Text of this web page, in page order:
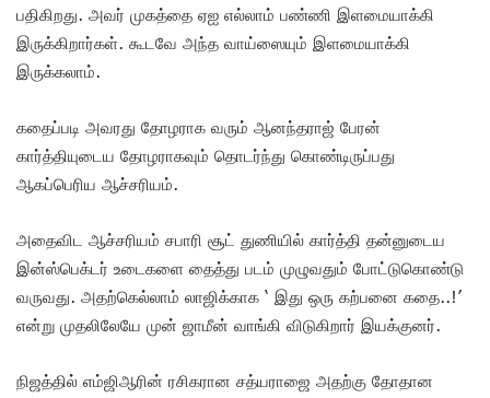
பதிகிறது. அவர் முகத்தை ஏஐ எல்லாம் பண்ணி இளமையாக்கி
இருக்கிறார்கள். கூடவே அந்த வாய்ஸையும் இளமையாக்கி
இருக்கலாம்.
கதைப்படி அவரது தோழராக வரும் ஆனந்தராஜ் பேரன்
கார்த்தியுடைய தோழராகவும் தொடர்ந்து கொண்டிருப்பது
ஆகப்பெரிய ஆச்சரியம்.
அதைவிட ஆச்சரியம் சபாரி சூட் துணியில் கார்த்தி தன்னுடைய
இன்ஸ்பெக்டர் உடைகளை தைத்து படம் முழுவதும் போட்டுகொண்டு
வருவது. அதற்கெல்லாம் லாஜிக்காக ‘ இது ஒரு கற்பனை கதை..!’
என்று முதலிலேயே முன் ஜாமீன் வாங்கி விடுகிறார் இயக்குனர்.
நிஜத்தில் எம்ஜிஆரின் ரசிகரான சத்யராஜை அதற்கு தோதான